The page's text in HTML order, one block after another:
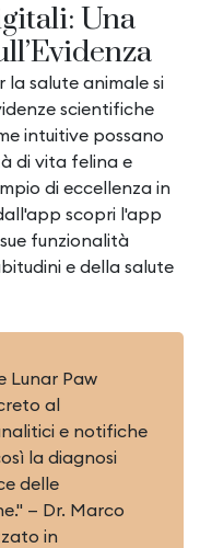
Una
la salute animale si
scientifiche
intuitive possano
di vita felina e
di eccellenza in
scopri l'app
funzionalità
e della salute
Lunar Paw
al
e notifiche
la diagnosi
delle
— Dr. Marco
in